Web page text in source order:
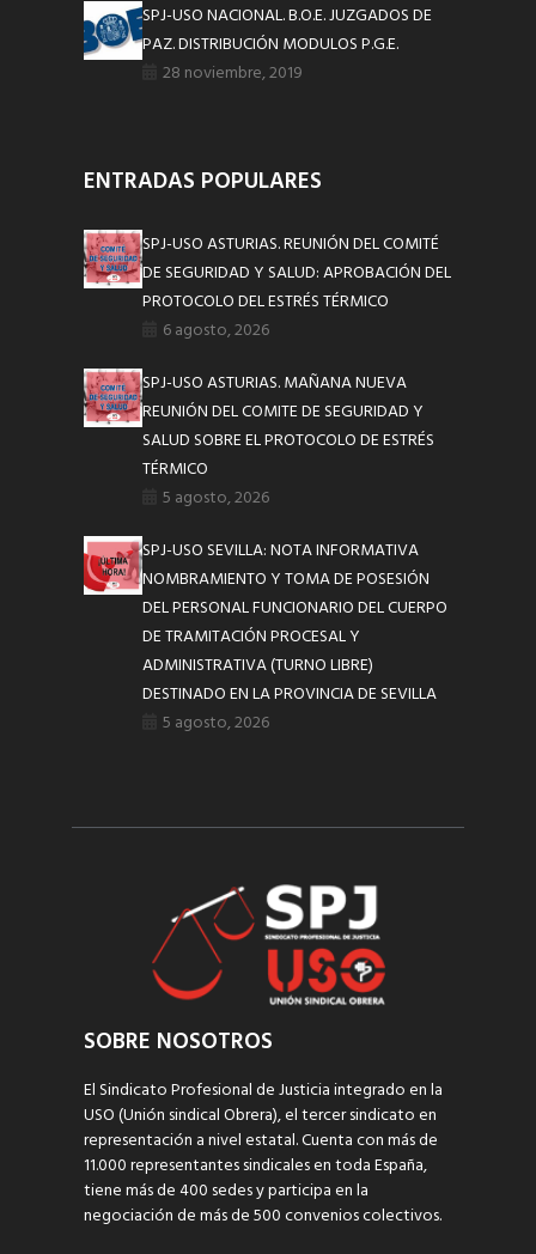
SPJ-USO NACIONAL. B.O.E. JUZGADOS DE
PAZ. DISTRIBUCIÓN MODULOS P.G.E.
28 noviembre, 2019
ENTRADAS POPULARES
SPJ-USO ASTURIAS. REUNIÓN DEL COMITÉ
DE SEGURIDAD Y SALUD: APROBACIÓN DEL
PROTOCOLO DEL ESTRÉS TÉRMICO
6 agosto, 2026
SPJ-USO ASTURIAS. MAÑANA NUEVA
REUNIÓN DEL COMITE DE SEGURIDAD Y
SALUD SOBRE EL PROTOCOLO DE ESTRÉS
TÉRMICO
5 agosto, 2026
SPJ-USO SEVILLA: NOTA INFORMATIVA
NOMBRAMIENTO Y TOMA DE POSESIÓN
DEL PERSONAL FUNCIONARIO DEL CUERPO
DE TRAMITACIÓN PROCESAL Y
ADMINISTRATIVA (TURNO LIBRE)
DESTINADO EN LA PROVINCIA DE SEVILLA
5 agosto, 2026
SOBRE NOSOTROS
El Sindicato Profesional de Justicia integrado en la
USO (Unión sindical Obrera), el tercer sindicato en
representación a nivel estatal. Cuenta con más de
11.000 representantes sindicales en toda España,
tiene más de 400 sedes y participa en la
negociación de más de 500 convenios colectivos.